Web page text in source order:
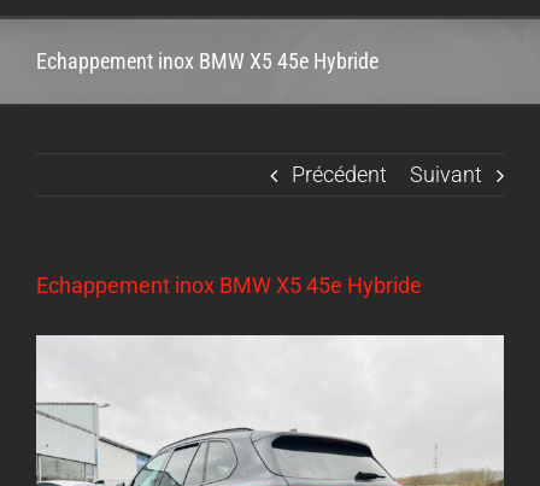
Echappement inox BMW X5 45e Hybride
Précédent Suivant
Echappement inox BMW X5 45e Hybride